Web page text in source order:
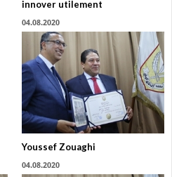
innover utilement
04.08.2020
Youssef Zouaghi
04.08.2020